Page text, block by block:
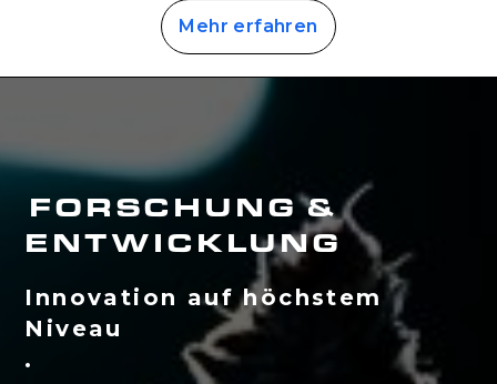
Mehr erfahren
FORSCHUNG &
ENTWICKLUNG
Innovation auf höchstem
Niveau
.